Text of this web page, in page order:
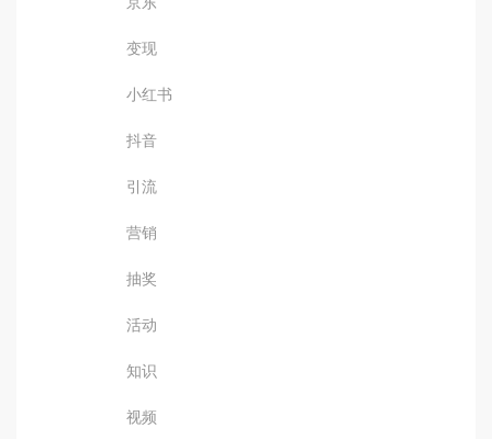
变现
小红书
抖音
引流
营销
抽奖
活动
知识
视频